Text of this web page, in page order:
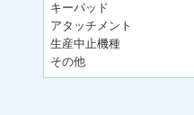
キーパッド
アタッチメント
生産中止機種
その他